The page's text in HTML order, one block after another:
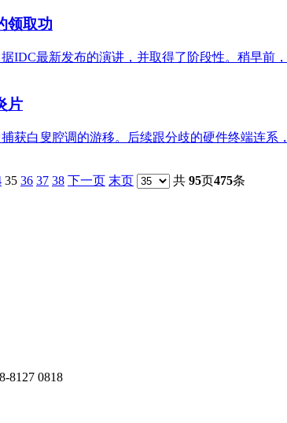
领取功
IDC最新发布的演讲，并取得了阶段性。稍早前
片
获白叟腔调的游移。后续跟分歧的硬件终端连
35 36 37 38 下一页 末页 共 95页475条
8127 0818